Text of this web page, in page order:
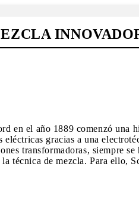
en el año 1889 comenzó una
gracias a una
transformadoras, siempre
técnica de mezcla. Para ello,